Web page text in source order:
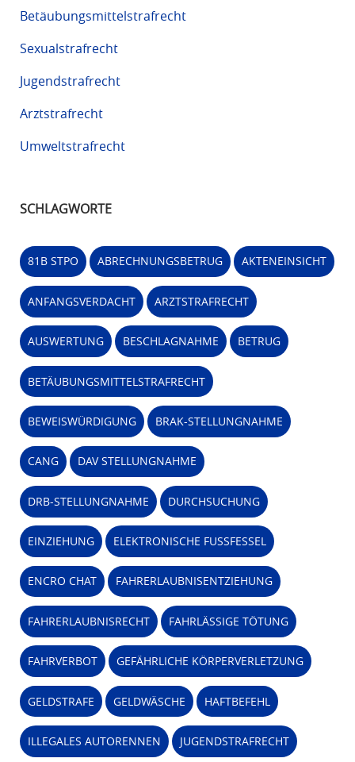
Betäubungsmittelstrafrecht
Sexualstrafrecht
Jugendstrafrecht
Arztstrafrecht
Umweltstrafrecht
SCHLAGWORTE
81B STPO ABRECHNUNGSBETRUG AKTENEINSICHT
ANFANGSVERDACHT ARZTSTRAFRECHT
AUSWERTUNG BESCHLAGNAHME BETRUG
BETÄUBUNGSMITTELSTRAFRECHT
BEWEISWÜRDIGUNG BRAK-STELLUNGNAHME
CANG DAV STELLUNGNAHME
DRB-STELLUNGNAHME DURCHSUCHUNG
EINZIEHUNG ELEKTRONISCHE FUSSFESSEL
ENCRO CHAT FAHRERLAUBNISENTZIEHUNG
FAHRERLAUBNISRECHT FAHRLÄSSIGE TÖTUNG
FAHRVERBOT GEFÄHRLICHE KÖRPERVERLETZUNG
GELDSTRAFE GELDWÄSCHE HAFTBEFEHL
ILLEGALES AUTORENNEN JUGENDSTRAFRECHT